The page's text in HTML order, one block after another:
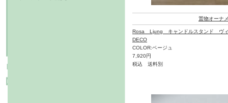
置物オーナ
Rosa Ljung キャンドルスタンド ヴィ
DECO
COLOR:ベージュ
7,920円
税込 送料別